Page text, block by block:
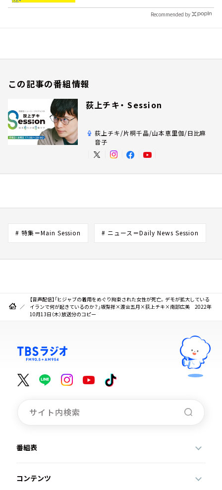
Recommended by
この記事の番組情報
荻上チキ・ Session
荻上チキ/片桐千晶/山本恵里伽/日比麻
音子
# 特集＝Main Session # ニュース＝Daily News Session
【音声配信】「ヒジャブの着用をめぐり拘束された女性が死亡。デモが拡大している
イランで何が起きているのか？」坂梨祥×渡会五月×荻上チキ×南部広美 2022年
10月13日（木）放送分のコピー
番組表
コンテンツ